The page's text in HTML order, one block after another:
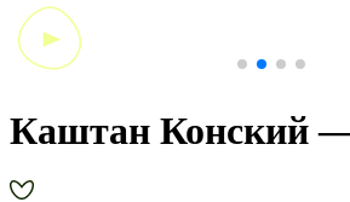
Каштан Конский